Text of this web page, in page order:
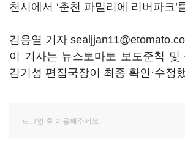
천시에서 ‘춘천 파밀리에 리버파크’
김응열 기자
이 기사는 뉴스토마토 보도준칙 및
김기성 편집국장이 최종 확인·수정